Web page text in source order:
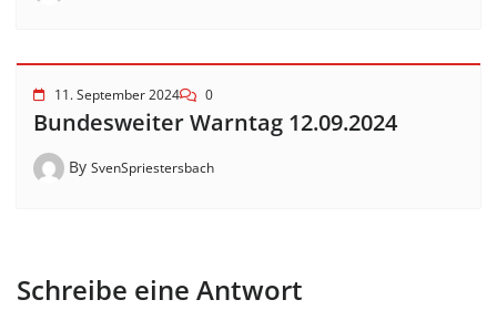
11. September 2024 0
Bundesweiter Warntag 12.09.2024
By SvenSpriestersbach
Schreibe eine Antwort